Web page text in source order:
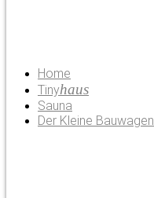
Home
Tinyhaus
Sauna
Der Kleine Bauwagen